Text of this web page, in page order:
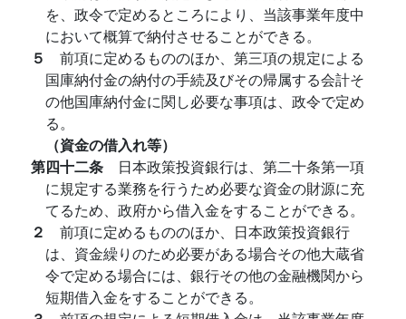
を、政令で定めるところにより、当該事業年度中
において概算で納付させることができる。
５ 前項に定めるもののほか、第三項の規定による
国庫納付金の納付の手続及びその帰属する会計そ
の他国庫納付金に関し必要な事項は、政令で定め
る。
（資金の借入れ等）
第四十二条 日本政策投資銀行は、第二十条第一項
に規定する業務を行うため必要な資金の財源に充
てるため、政府から借入金をすることができる。
２ 前項に定めるもののほか、日本政策投資銀行
は、資金繰りのため必要がある場合その他大蔵省
令で定める場合には、銀行その他の金融機関から
短期借入金をすることができる。